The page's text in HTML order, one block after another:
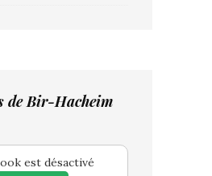
de Bir-Hacheim
est désactivé